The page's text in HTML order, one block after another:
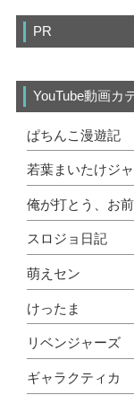
PR
YouTube動画カ
ぱちんこ漫遊記
若葉まいたけジ
俺が打とう、お
スロジョ日記
萌えセン
けったま
リベンジャーズ
ギャラクティカ